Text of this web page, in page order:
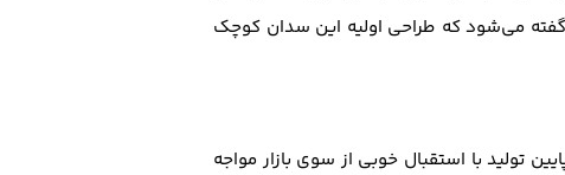
گفته می‌شود که طراحی اولیه این سدان کوچک
تولید با استقبال خوبی از سوی بازار مواجه